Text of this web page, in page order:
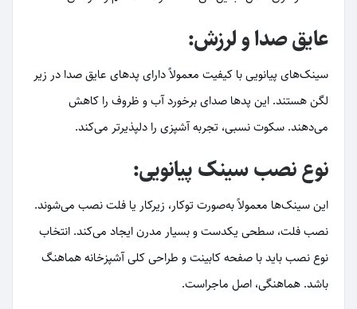
عایق صدا و لرزش:
سینک‌های پیانویی با کیفیت معمولاً دارای پدهای عایق صدا در زیر
لگن هستند. این پدها صدای برخورد آب و ظروف را کاهش
می‌دهند. سکوت نسبی، تجربه آشپزی را دلپذیرتر می‌کند.
نوع نصب سینک پیانویی:
این سینک‌ها معمولاً به‌صورت توکار، زیرکار یا فلت نصب می‌شوند.
نصب فلت، سطحی یکدست و بسیار مدرن ایجاد می‌کند. انتخاب
نوع نصب باید با صفحه کابینت و طراحی کلی آشپزخانه هماهنگ
باشد. هماهنگی، اصل ماجراست.